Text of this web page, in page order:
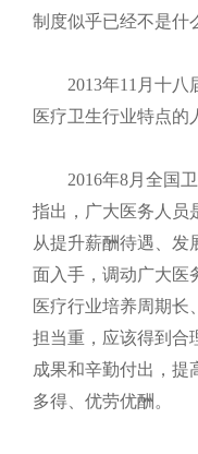
制度似乎已经不是什
2013年11 月十八
医疗卫生行业特点的
2016年8月全国
指出，广大医务人员
从提升薪酬待遇、发
面入手，调动广大医
医疗行业培养周期长
担当重，应该得到合
成果和辛勤付出，提
多得、优劳优酬。